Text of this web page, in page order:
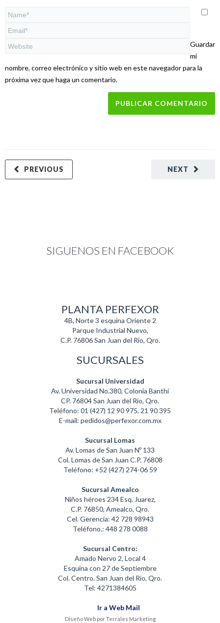
Guardar
mi
nombre, correo electrónico y sitio web en este navegador para la
próxima vez que haga un comentario.
NEXT
PREVIOUS
SIGUENOS EN FACEBOOK
PLANTA PERFEXOR
4B, Norte 3 esquina Oriente 2
Parque Industrial Nuevo,
C.P. 76806 San Juan del Rio, Qro.
SUCURSALES
Sucursal Universidad
Av. Universidad No.380, Colonia Banthí
CP. 76804 San Juan del Río, Qro.
Teléfono: 01 (427) 12 90 975, 21 90 395
E-mail: pedidos@perfexor.com.mx
Sucursal Lomas
Av. Lomas de San Juan Nº 133
Col. Lomas de San Juan C.P. 76808
Teléfono: +52 (427) 274-06 59
Sucursal Amealco
Niños héroes 234 Esq. Juarez,
C.P. 76850, Amealco, Qro.
Cel. Gerencia: 42 728 98943
Teléfono.: 448 278 0088
Sucursal Centro:
Amado Nervo 2, Local 4
Esquina con 27 de Septiembre
Col. Centro. San Juan del Río, Qro.
Tel: 4271384605
Ir a Web Mail
Diseño Web por Terrales Marketing